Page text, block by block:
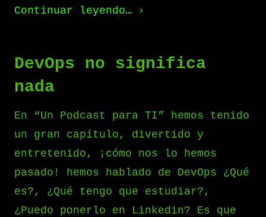
Continuar leyendo…
DevOps no significa
nada
En “Un Podcast para TI” hemos tenido
un gran capítulo, divertido y
entretenido, ¡cómo nos lo hemos
pasado! hemos hablado de DevOps ¿Qué
es?, ¿Qué tengo que estudiar?,
¿Puedo ponerlo en Linkedin? Es que